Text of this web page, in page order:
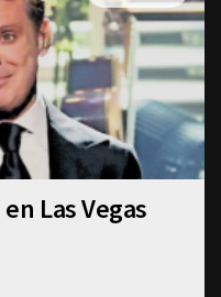
Las Vegas